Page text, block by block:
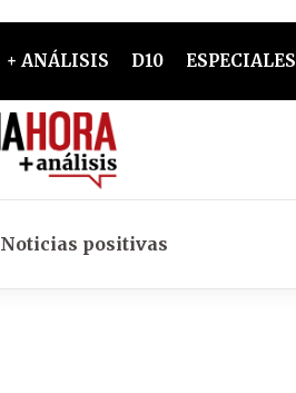
+ ANÁLISIS D10 ESPECIALES
Noticias positivas